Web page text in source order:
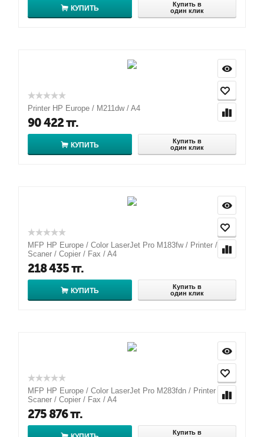
КУПИТЬ
Купить в
один клик
Printer HP Europe / M211dw / A4
90 422тг.
КУПИТЬ
Купить в
один клик
MFP HP Europe / Color LaserJet Pro M183fw / Printer /
Scaner / Copier / Fax / A4
218 435тг.
КУПИТЬ
Купить в
один клик
MFP HP Europe / Color LaserJet Pro M283fdn / Printer /
Scaner / Copier / Fax / A4
275 876тг.
Купить в